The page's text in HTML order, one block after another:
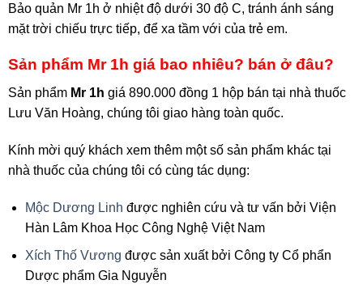
Bảo quản Mr 1h ở nhiệt độ dưới 30 độ C, tránh ánh sáng
mặt trời chiếu trực tiếp, để xa tầm với của trẻ em.
Sản phẩm Mr 1h giá bao nhiêu? bán ở đâu?
Sản phẩm Mr 1h giá 890.000 đồng 1 hộp bán tại nhà thuốc
Lưu Văn Hoàng, chúng tôi giao hàng toàn quốc.
Kính mời quý khách xem thêm một số sản phẩm khác tại
nhà thuốc của chúng tôi có cùng tác dụng:
Mộc Dương Linh được nghiên cứu và tư vấn bởi Viện
Hàn Lâm Khoa Học Công Nghệ Việt Nam
Xích Thố Vương được sản xuất bởi Công ty Cổ phẩn
Dược phẩm Gia Nguyễn